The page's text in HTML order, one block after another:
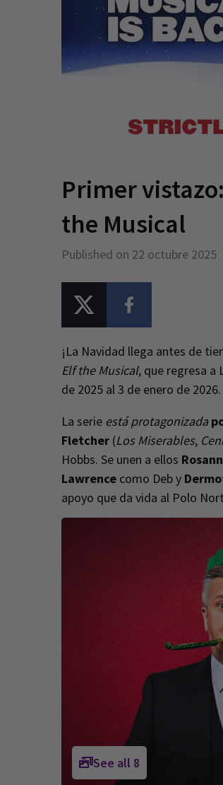
Primer
the Musical
Published on 22 octubre 2025
¡La Navidad llega antes de
Elf the Musical, que regresa a
de 2025 al 3 de enero de 2026.
La serie está protagonizada
Fletcher (Los Miserables,
Hobbs. Se unen a ellos
Lawrence como Deb y
apoyo que da vida al Polo
See all 8